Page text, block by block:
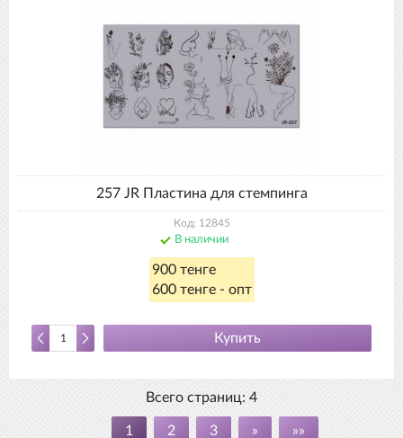
257 JR Пластина для стемпинга
Код: 12845
В наличии
900 тенге
600 тенге - опт
Купить
Всего страниц: 4
1 2 3 » »»